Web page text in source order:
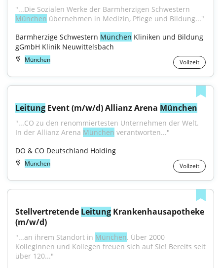
München übernehmen in Medizin, Pflege und Bildung..."
Barmherzige Schwestern München Kliniken und Bildung
gGmbH Klinik Neuwittelsbach
München Vollzeit
Leitung Event (m/w/d) Allianz Arena München
"...CO zu den renommiertesten Unternehmen der Welt.
In der Allianz Arena München verantworten..."
DO & CO Deutschland Holding
München Vollzeit
Stellvertretende Leitung Krankenhausapotheke
(m/w/d)
"...an ihrem Standort in München. Über 2000
Kolleginnen und Kollegen freuen sich auf Sie! Bereits seit
über 120..."